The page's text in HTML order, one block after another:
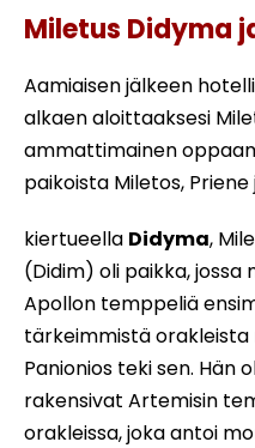
Miletus Didyma
Aamiaisen jälkeen
alkaen aloittaaksesi
ammattimainen
paikoista Miletos, Priene
kiertueella Didyma,
(Didim) oli paikka,
Apollon temppeliä
tärkeimmistä orakleista
Panionios teki sen. Hän
rakensivat Artemisin
orakleissa, joka antoi